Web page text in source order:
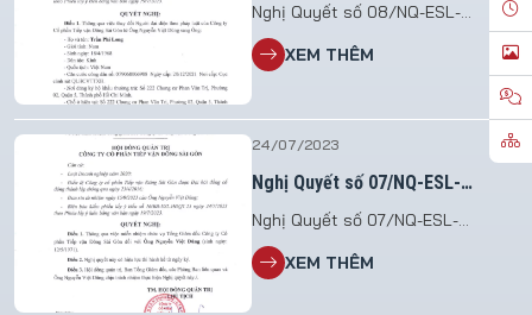
Nghị Quyết số 08/NQ-ESL-
HĐQT.23 V/v thay đổi Người đại
diện theo pháp luật không làm
thay đổi nội dung Điều lệ tại Công
XEM THÊM
24/07/2023
Nghị Quyết số 07/NQ-ESL-
Nghị Quyết số 07/NQ-ESL-
HĐQT.23 V/v miễn nhiệm Tổng
Giám Đốc Công ty Cổ Phần Tiếp
XEM THÊM